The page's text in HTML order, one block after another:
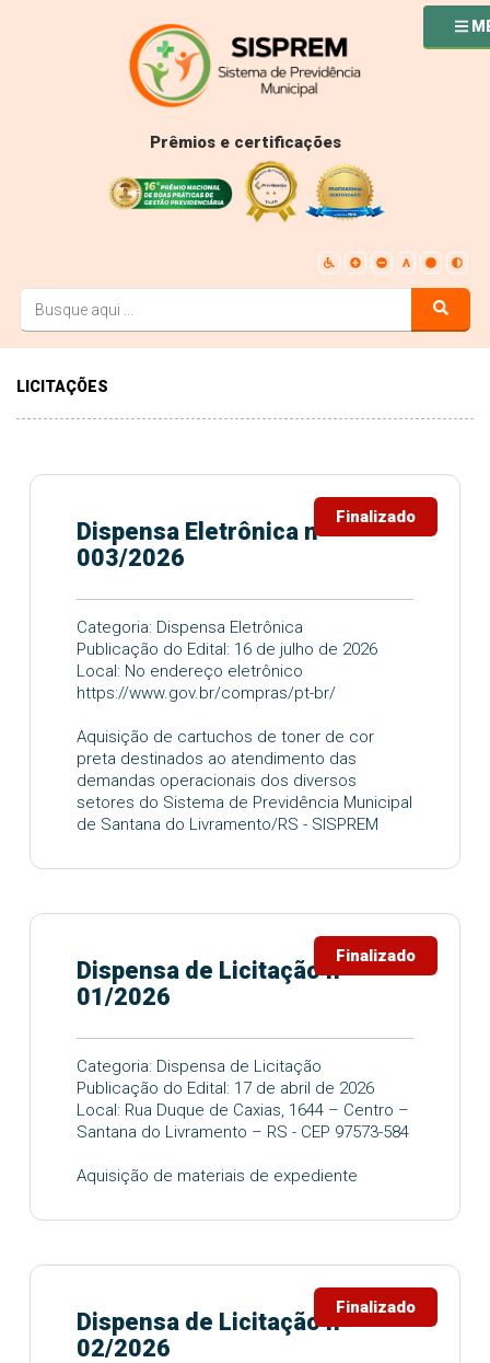
Prêmios e certificações
LICITAÇÕES
Dispensa Eletrônica nº
003/2026
Categoria: Dispensa Eletrônica
Publicação do Edital: 16 de julho de 2026
Local: No endereço eletrônico
https://www.gov.br/compras/pt-br/
Aquisição de cartuchos de toner de cor
preta destinados ao atendimento das
demandas operacionais dos diversos
setores do Sistema de Previdência Municipal
de Santana do Livramento/RS - SISPREM
Finalizado
Dispensa de Licitação nº
01/2026
Categoria: Dispensa de Licitação
Publicação do Edital: 17 de abril de 2026
Local: Rua Duque de Caxias, 1644 – Centro –
Santana do Livramento – RS - CEP 97573-584
Aquisição de materiais de expediente
Finalizado
Dispensa de Licitação nº
02/2026
Finalizado